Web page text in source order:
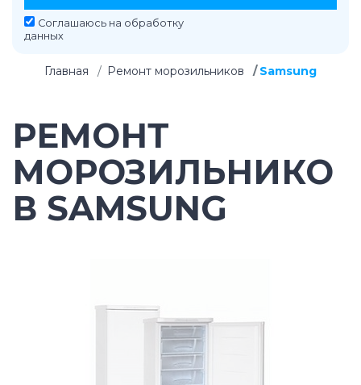
Соглашаюсь на обработку
данных
Главная Ремонт морозильников Samsung
РЕМОНТ
МОРОЗИЛЬНИКО
В SAMSUNG